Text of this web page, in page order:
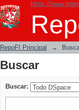
https://
Buscar
RepoFI Principal →
Buscar
Buscar: